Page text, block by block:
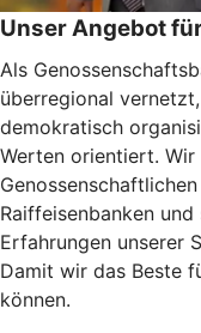
Unser Angebot
Als
überregional
demokratisch
Werten orientiert.
Raiffeisenbanken
Erfahrungen unserer
Damit wir das Beste
können.